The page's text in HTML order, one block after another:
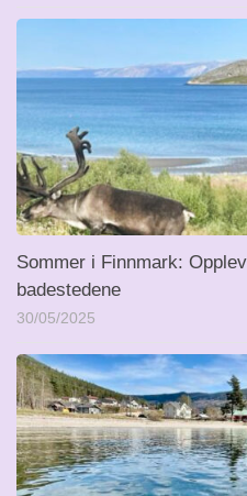
Sommer i Finnmark:
badestedene
30/05/2025